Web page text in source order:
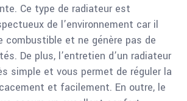
Ce type de radiateur est
de l’environnement car il
combustible et ne génère pas de
De plus, l’entretien d’un radiateur
simple et vous permet de réguler la
et facilement. En outre, le